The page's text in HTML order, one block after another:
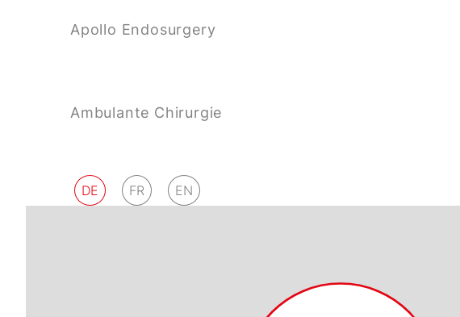
Apollo Endosurgery
Ambulante Chirurgie
DE FR EN